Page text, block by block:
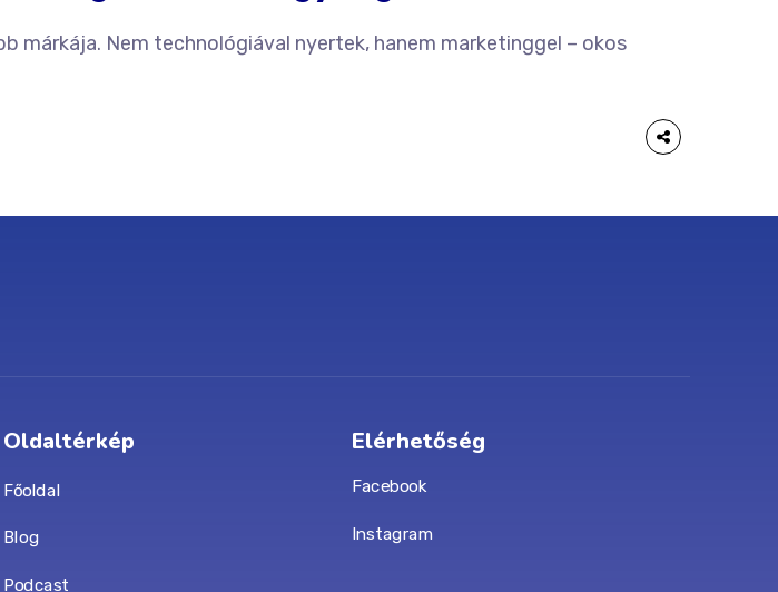
márkája. Nem technológiával nyertek, hanem marketinggel – okos
Oldaltérkép
Főoldal
Blog
Podcast
Elérhetőség
Facebook
Instagram